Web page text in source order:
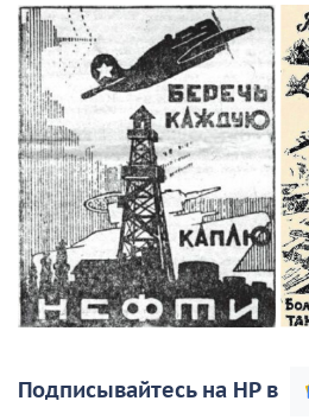
Подписывайтесь на НР в